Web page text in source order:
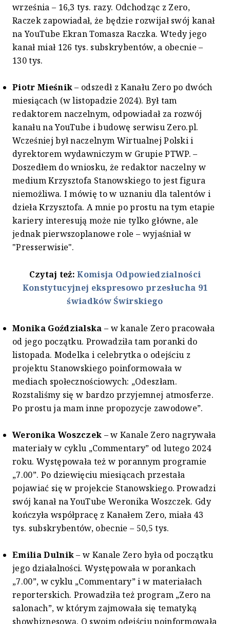
września – 16,3 tys. razy. Odchodząc z Zero,
Raczek zapowiadał, że będzie rozwijał swój kanał
na YouTube Ekran Tomasza Raczka. Wtedy jego
kanał miał 126 tys. subskrybentów, a obecnie –
130 tys.
Piotr Mieśnik– odszedł z Kanału Zero po dwóch
miesiącach (w listopadzie 2024). Był tam
redaktorem naczelnym, odpowiadał za rozwój
kanału na YouTube i budowę serwisu Zero.pl.
Wcześniej był naczelnym Wirtualnej Polski i
dyrektorem wydawniczym w Grupie PTWP. –
Doszedłem do wniosku, że redaktor naczelny w
medium Krzysztofa Stanowskiego to jest figura
niemożliwa. I mówię to w uznaniu dla talentów i
dzieła Krzysztofa. A mnie po prostu na tym etapie
kariery interesują może nie tylko główne, ale
jednak pierwszoplanowe role – wyjaśniał w
"Presserwisie".
Czytaj też:Komisja Odpowiedzialności
Konstytucyjnej ekspresowo przesłucha 91
świadków Świrskiego
Monika Goździalska – w kanale Zero pracowała
od jego początku. Prowadziła tam poranki do
listopada. Modelka i celebrytka o odejściu z
projektu Stanowskiego poinformowała w
mediach społecznościowych: „Odeszłam.
Rozstaliśmy się w bardzo przyjemnej atmosferze.
Po prostu ja mam inne propozycje zawodowe”.
Weronika Woszczek – w Kanale Zero nagrywała
materiały w cyklu „Commentary” od lutego 2024
roku. Występowała też w porannym programie
„7.00”. Po dziewięciu miesiącach przestała
pojawiać się w projekcie Stanowskiego. Prowadzi
swój kanał na YouTube Weronika Woszczek. Gdy
kończyła współpracę z Kanałem Zero, miała 43
tys. subskrybentów, obecnie – 50,5 tys.
Emilia Dulnik– w Kanale Zero była od początku
jego działalności. Występowała w porankach
„7.00”, w cyklu „Commentary” i w materiałach
reporterskich. Prowadziła też program „Zero na
salonach”, w którym zajmowała się tematyką
showbiznesową. O swoim odejściu poinformowała